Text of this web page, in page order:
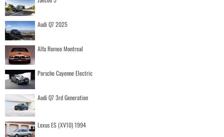
Audi Q7 2025
Alfa Romeo Montreal
Porsche Cayenne Electric
Audi Q7 3rd Generation
Lexus ES (XV10) 1994